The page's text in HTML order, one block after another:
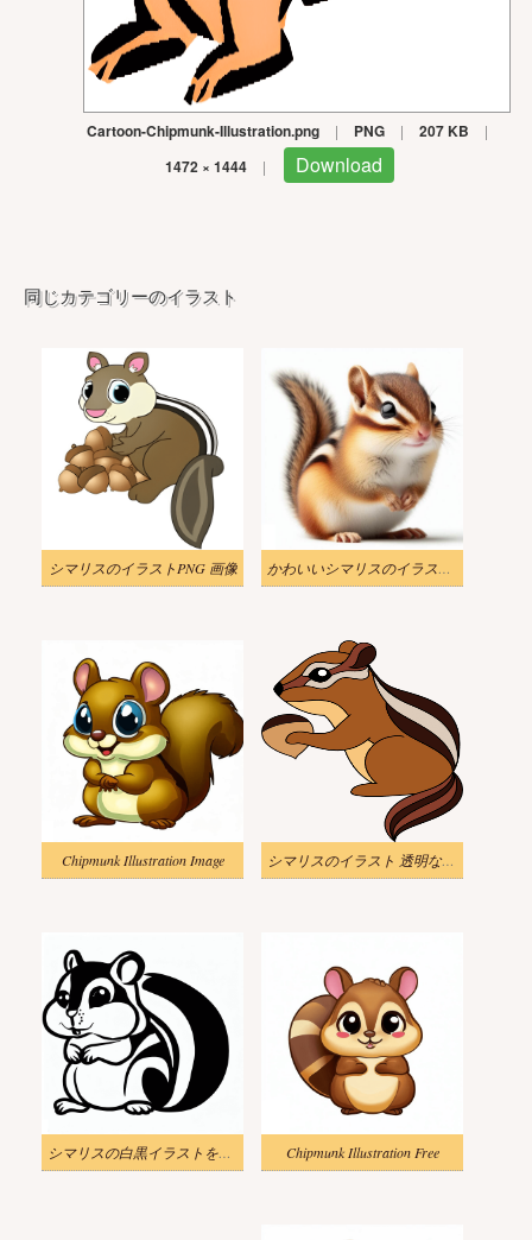
Cartoon-Chipmunk-Illustration.png | PNG | 207 KB |
1472 × 1444 | Download
同じカテゴリーのイラスト
シマリスのイラストPNG 画像 かわいいシマリスのイラスト無料
Chipmunk Illustration Image シマリスのイラスト 透明な背景
シマリスの白黒イラストをダウンロード Chipmunk Illustration Free